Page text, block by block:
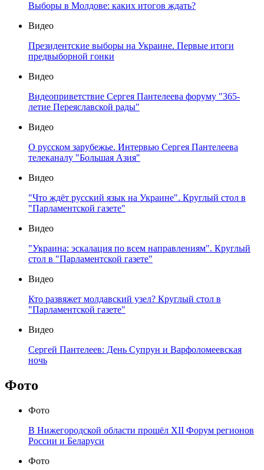
Выборы в Молдове: каких итогов ждать?
Видео
Президентские выборы на Украине. Первые итоги
предвыборной гонки
Видео
Видеоприветствие Сергея Пантелеева форуму "365-
летие Переяславской рады"
Видео
О русском зарубежье. Интервью Сергея Пантелеева
телеканалу "Большая Азия"
Видео
"Что ждёт русский язык на Украине". Круглый стол в
"Парламентской газете"
Видео
"Украина: эскалация по всем направлениям". Круглый
стол в "Парламентской газете"
Видео
Кто развяжет молдавский узел? Круглый стол в
"Парламентской газете"
Видео
Сергей Пантелеев: День Супрун и Варфоломеевская
ночь
Фото
Фото
В Нижегородской области прошёл XII Форум регионов
России и Беларуси
Фото